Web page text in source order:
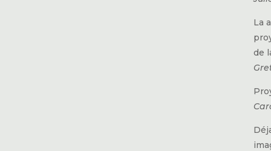
La
de